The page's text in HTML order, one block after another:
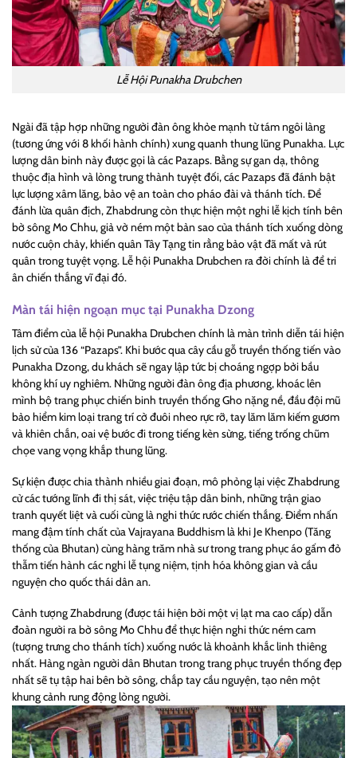
Lễ Hội Punakha Drubchen
Ngài đã tập hợp những người đàn ông khỏe mạnh từ tám ngôi làng
(tương ứng với 8 khối hành chính) xung quanh thung lũng Punakha. Lực
lượng dân binh này được gọi là các Pazaps. Bằng sự gan dạ, thông
thuộc địa hình và lòng trung thành tuyệt đối, các Pazaps đã đánh bật
lực lượng xâm lăng, bảo vệ an toàn cho pháo đài và thánh tích. Để
đánh lừa quân địch, Zhabdrung còn thực hiện một nghi lễ kịch tính bên
bờ sông Mo Chhu, giả vờ ném một bản sao của thánh tích xuống dòng
nước cuộn chảy, khiến quân Tây Tạng tin rằng bảo vật đã mất và rút
quân trong tuyệt vọng. Lễ hội Punakha Drubchen ra đời chính là để tri
ân chiến thắng vĩ đại đó.
Màn tái hiện ngoạn mục tại Punakha Dzong
Tâm điểm của lễ hội Punakha Drubchen chính là màn trình diễn tái hiện
lịch sử của 136 “Pazaps”. Khi bước qua cây cầu gỗ truyền thống tiến vào
Punakha Dzong, du khách sẽ ngay lập tức bị choáng ngợp bởi bầu
không khí uy nghiêm. Những người đàn ông địa phương, khoác lên
mình bộ trang phục chiến binh truyền thống Gho nặng nề, đầu đội mũ
bảo hiểm kim loại trang trí cờ đuôi nheo rực rỡ, tay lăm lăm kiếm gươm
và khiên chắn, oai vệ bước đi trong tiếng kèn sừng, tiếng trống chũm
chọe vang vọng khắp thung lũng.
Sự kiện được chia thành nhiều giai đoạn, mô phỏng lại việc Zhabdrung
cử các tướng lĩnh đi thị sát, việc triệu tập dân binh, những trận giao
tranh quyết liệt và cuối cùng là nghi thức rước chiến thắng. Điểm nhấn
mang đậm tính chất của Vajrayana Buddhism là khi Je Khenpo (Tăng
thống của Bhutan) cùng hàng trăm nhà sư trong trang phục áo gấm đỏ
thẫm tiến hành các nghi lễ tụng niệm, tịnh hóa không gian và cầu
nguyện cho quốc thái dân an.
Cảnh tượng Zhabdrung (được tái hiện bởi một vị lạt ma cao cấp) dẫn
đoàn người ra bờ sông Mo Chhu để thực hiện nghi thức ném cam
(tượng trưng cho thánh tích) xuống nước là khoảnh khắc linh thiêng
nhất. Hàng ngàn người dân Bhutan trong trang phục truyền thống đẹp
nhất sẽ tụ tập hai bên bờ sông, chắp tay cầu nguyện, tạo nên một
khung cảnh rung động lòng người.